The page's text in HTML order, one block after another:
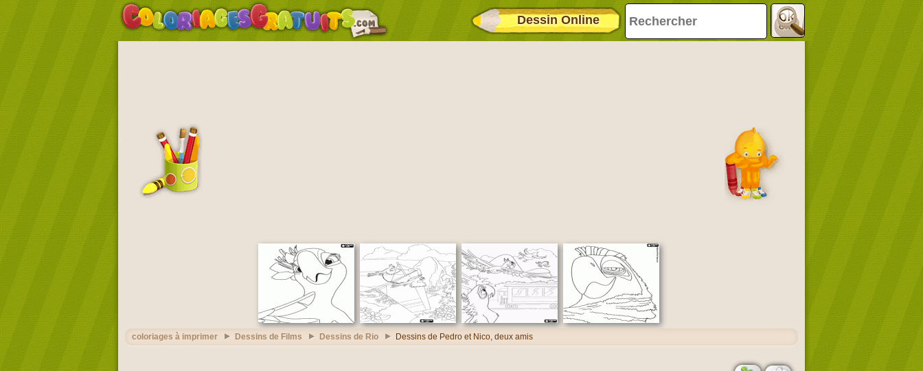
Dessin Online
coloriages à imprimer Dessins de Films Dessins de Rio Dessins de Pedro et Nico, deux amis